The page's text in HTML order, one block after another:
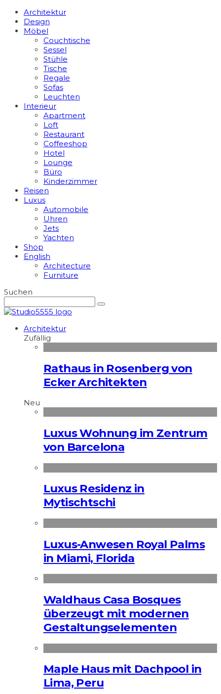
Architektur
Design
Möbel
Couchtische
Sessel
Stühle
Tische
Regale
Sofas
Leuchten
Interieur
Apart­ment
Loft
Restaurant
Coffeeshop
Hotel
Lounge
Büro
Kinderzimmer
Reisen
Luxus
Automobile
Uhren
Jets
Yachten
Shop
English
Architecture
Furniture
Suchen
Architektur
Zufällig
Rathaus in Rosenberg von
Ecker Architekten
Neu
Luxus Wohnung im Zentrum
von Barcelona
Luxus Residenz in
Mytischtschi
Luxus-Anwesen Royal Palms
in Miami, Florida
Waldhaus Casa Bosques
überzeugt mit modernen
Gestaltungselementen
Maple Haus mit Dachpool in
Lima, Peru